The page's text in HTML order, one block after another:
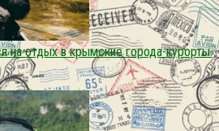
на отдых в крымские города-курорты.